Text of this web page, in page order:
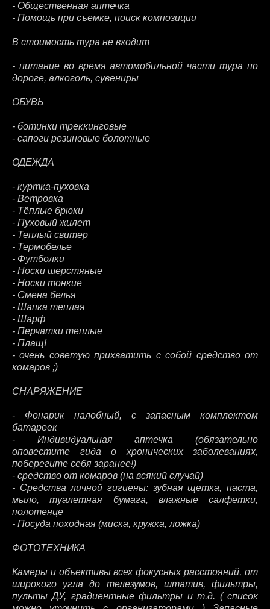
- Общественная аптечка
- Помощь при съемке, поиск композиции
В стоимость тура не входит
- питание во время автомобильной части тура по
дороге, алкоголь, сувениры
ОБУВЬ
- ботинки треккинговые
- сапоги резиновые болотные
ОДЕЖДА
- куртка-пуховка
- Ветровка
- Тёплые брюки
- Пуховый жилет
- Теплый свитер
- Термобелье
- Футболки
- Носки шерстяные
- Носки тонкие
- Смена белья
- Шапка теплая
- Шарф
- Перчатки теплые
- Плащ!
- очень советую прихватить с собой средство от
комаров ;)
СНАРЯЖЕНИЕ
- Фонарик налобный, с запасным комплектом
батареек
- Индивидуальная аптечка (обязательно
оповестите гида о хронических заболеваниях,
поберегите себя заранее!)
- средство от комаров (на всякий случай)
- Средства личной гигиены: зубная щетка, паста,
мыло, туалетная бумага, влажные салфетки,
полотенце
- Посуда походная (миска, кружка, ложка)
ФОТОТЕХНИКА
Камеры и объективы всех фокусных расстояний, от
широкого угла до телезумов, штатив, фильтры,
пульты ДУ, градиентные фильтры и т.д. ( список